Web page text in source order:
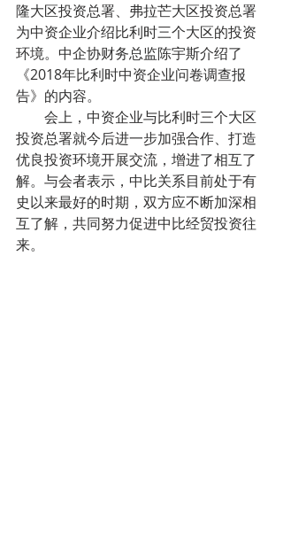
隆大区投资总署、弗拉芒大区投资总署
为中资企业介绍比利时三个大区的投资
环境。中企协财务总监陈宇斯介绍了
《2018年比利时中资企业问卷调查报
告》的内容。
投资总署就今后进一步加强合作、打造
优良投资环境开展交流，增进了相互了
解。与会者表示，中比关系目前处于有
史以来最好的时期，双方应不断加深相
互了解，共同努力促进中比经贸投资往
来。